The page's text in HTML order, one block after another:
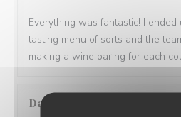
Everything was fantastic! I
tasting menu of sorts and the
making a wine paring for each
David